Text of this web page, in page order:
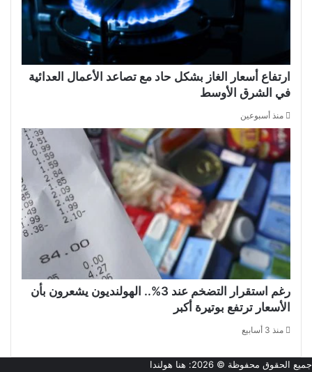
ارتفاع أسعار الغاز بشكل حاد مع تصاعد الأعمال العدائية
في الشرق الأوسط
منذ أسبوعين
رغم استقرار التضخم عند 3%.. الهولنديون يشعرون بأن
الأسعار ترتفع بوتيرة أكبر
منذ 3 أسابيع
جميع الحقوق محفوظة © 2026: هنا هولندا